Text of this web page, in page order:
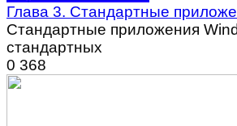
Глава 3. Стандартные
Стандартные приложения
стандартных
0 368